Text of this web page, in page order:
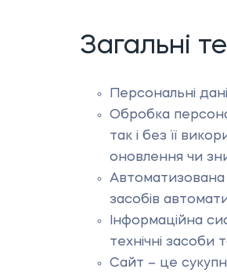
Загальні
Персональні
Обробка
так і без її
оновлення чи
засобів
Інформаційна
технічні засоби
Сайт – це